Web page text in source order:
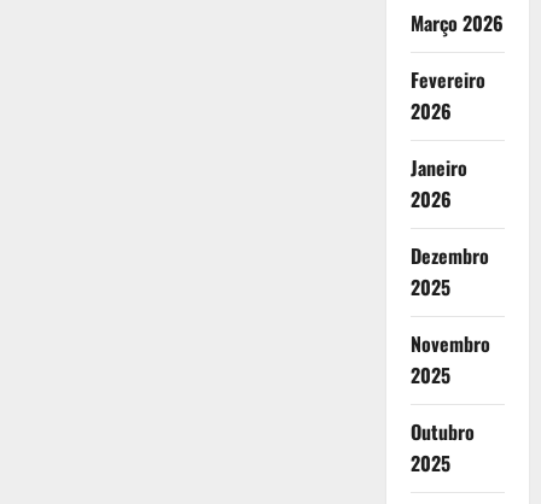
Março 2026
Fevereiro
2026
Janeiro
2026
Dezembro
2025
Novembro
2025
Outubro
2025